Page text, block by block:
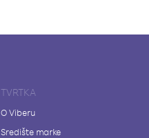
TVRTKA
O Viberu
Središte marke